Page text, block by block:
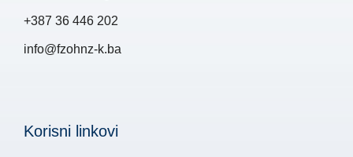
+387 36 446 202
info@fzohnz-k.ba
Korisni linkovi